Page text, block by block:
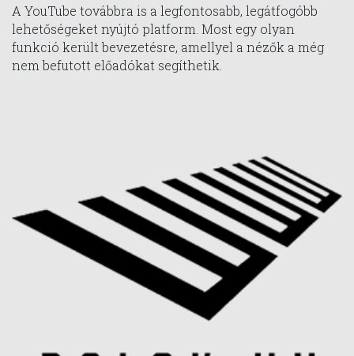
A YouTube továbbra is a legfontosabb, legátfogóbb
lehetőségeket nyújtó platform. Most egy olyan
funkció került bevezetésre, amellyel a nézők a még
nem befutott előadókat segíthetik.